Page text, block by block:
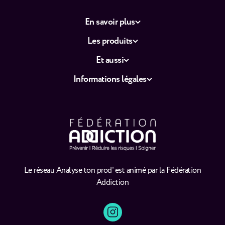
Le réseau Analyse ton prod' est animé par la Fédération
Addiction
En savoir plus
Les produits
Et aussi
Informations légales